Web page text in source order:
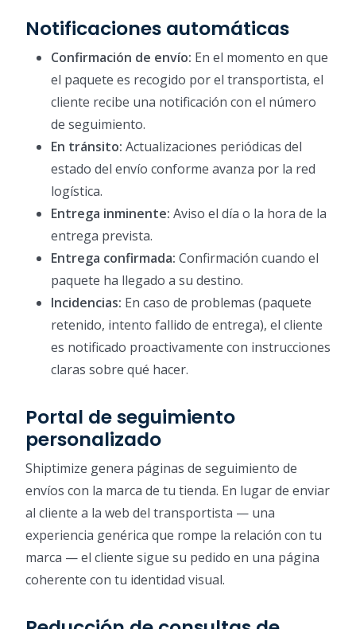
Notificaciones automáticas
Confirmación de envío: En el momento en que
el paquete es recogido por el transportista, el
cliente recibe una notificación con el número
de seguimiento.
En tránsito: Actualizaciones periódicas del
estado del envío conforme avanza por la red
logística.
Entrega inminente: Aviso el día o la hora de la
entrega prevista.
Entrega confirmada: Confirmación cuando el
paquete ha llegado a su destino.
Incidencias: En caso de problemas (paquete
retenido, intento fallido de entrega), el cliente
es notificado proactivamente con instrucciones
claras sobre qué hacer.
Portal de seguimiento
personalizado
Shiptimize genera páginas de seguimiento de
envíos con la marca de tu tienda. En lugar de enviar
al cliente a la web del transportista — una
experiencia genérica que rompe la relación con tu
marca — el cliente sigue su pedido en una página
coherente con tu identidad visual.